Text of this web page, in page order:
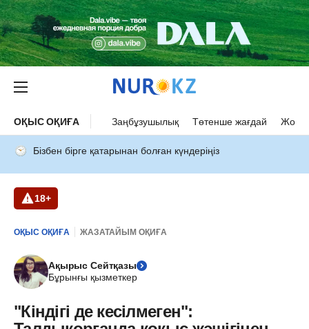
ОҚЫС ОҚИҒА Заңбұзушылық Төтенше жағдай Жол
Бізбен бірге қатарынан болған күндеріңіз
18+
ОҚЫС ОҚИҒА ЖАЗАТАЙЫМ ОҚИҒА
Ақырыс Сейтқазы
Бұрынғы қызметкер
"Кіндігі де кесілмеген":